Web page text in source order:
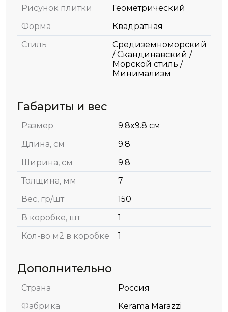
Рисунок плитки
Геометрический
Форма
Квадратная
Стиль
Средиземноморский
/ Скандинавский /
Морской стиль /
Минимализм
Габариты и вес
Размер
9.8x9.8 см
Длина, см
9.8
Ширина, см
9.8
Толщина, мм
7
Вес, гр/шт
150
В коробке, шт
1
Кол-во м2 в коробке
1
Дополнительно
Страна
Россия
Фабрика
Kerama Marazzi